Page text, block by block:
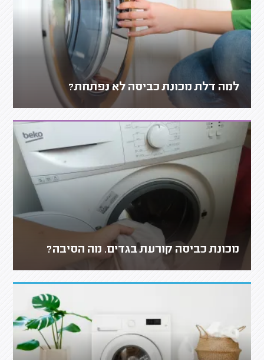
למה דלת מכונת כביסה לא נפתחת?
מכונת כביסה קורעת בגדים. מה הסיבה?